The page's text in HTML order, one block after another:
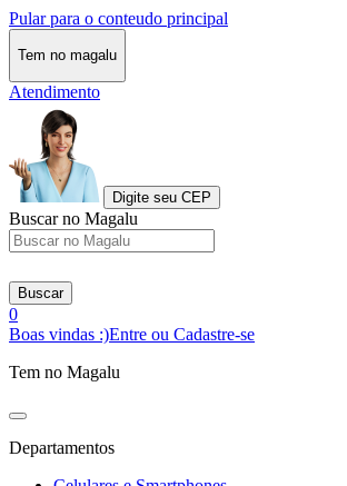
Pular para o conteudo principal
Tem no magalu
Atendimento
Digite seu CEP
Buscar no Magalu
Buscar
0
Boas vindas :)Entre ou Cadastre-se
Tem no Magalu
Departamentos